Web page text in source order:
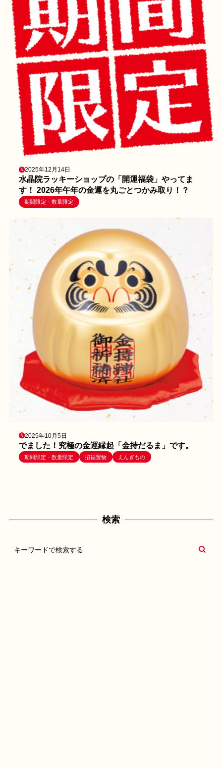
2025年12月14日
水晶院ラッキーショップの「開運福袋」やってま
す！ 2026年午年の金運を丸ごとつかみ取り！？
期間限定・数量限定
2025年10月5日
でました！究極の金運縁起「金持だるま」です。
期間限定・数量限定 招福置物 えんぎもの
検索